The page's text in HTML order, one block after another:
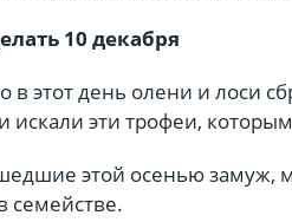
10 декабря
в этот день олени и лоси
искали эти трофеи,
этой осенью замуж,
семействе.